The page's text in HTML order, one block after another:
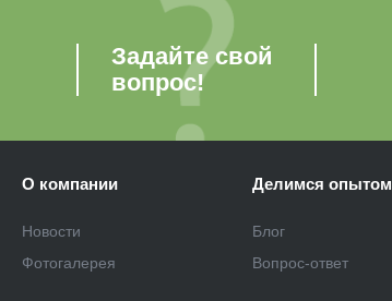
Задайте свой
вопрос!
О компании
Новости
Фотогалерея
Делимся опытом
Блог
Вопрос-ответ